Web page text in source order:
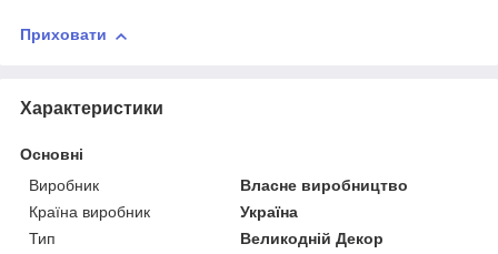
Приховати
Характеристики
Основні
Виробник
Власне виробництво
Країна виробник
Україна
Тип
Великодній Декор